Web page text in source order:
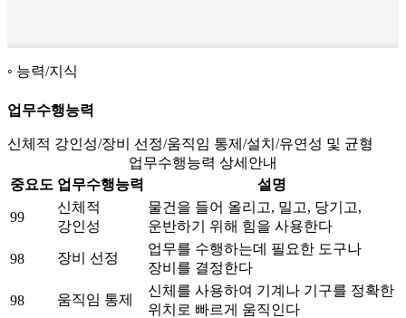
능력/지식
업무수행능력
신체적 강인성/장비 선정/움직임 통제/설치/유연성 및 균형
업무수행능력 상세안내
중요도 업무수행능력 설명
99
신체적
강인성
물건을 들어 올리고, 밀고, 당기고,
운반하기 위해 힘을 사용한다
98 장비 선정
업무를 수행하는데 필요한 도구나
장비를 결정한다
98 움직임 통제
신체를 사용하여 기계나 기구를 정확한
위치로 빠르게 움직인다